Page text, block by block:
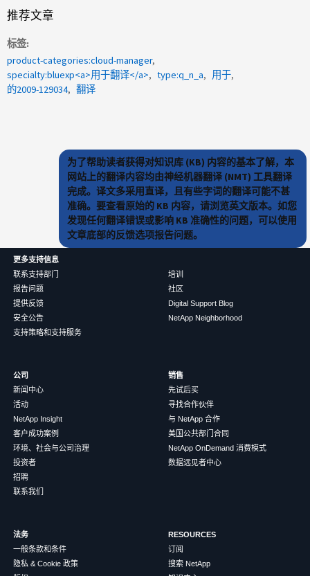
推荐文章
标签
product-categories:cloud-manager
specialty:bluexp<a>用于翻译</a>
type:q_n_a
用于
的2009-129034
翻译
为了帮助读者获得对知识库 (KB) 内容的基本了解，本
网站上的翻译内容均由神经机器翻译 (NMT) 工具翻译
完成。译文多采用直译，且有些字词的翻译可能不甚
准确。要查看原始的 KB 内容，请浏览英文版本。如您
发现任何翻译错误或影响 KB 准确性的问题，可以使用
文章底部的反馈选项报告问题。
更多支持信息
联系支持部门
报告问题
提供反馈
安全公告
支持策略和支持服务
培训
社区
Digital Support Blog
NetApp Neighborhood
公司
新闻中心
活动
NetApp Insight
客户成功案例
环境、社会与公司治理
投资者
招聘
联系我们
销售
先试后买
寻找合作伙伴
与 NetApp 合作
美国公共部门合同
NetApp OnDemand 消费模式
数据远见者中心
法务
一般条款和条件
隐私 & Cookie 政策
RESOURCES
订阅
搜索 NetApp